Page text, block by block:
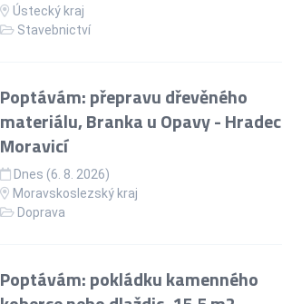
Ústecký kraj
Stavebnictví
Poptávám: přepravu dřevěného
materiálu, Branka u Opavy -
Moravicí
Dnes (6. 8. 2026)
Moravskoslezský kraj
Doprava
Poptávám: pokládku kamenného